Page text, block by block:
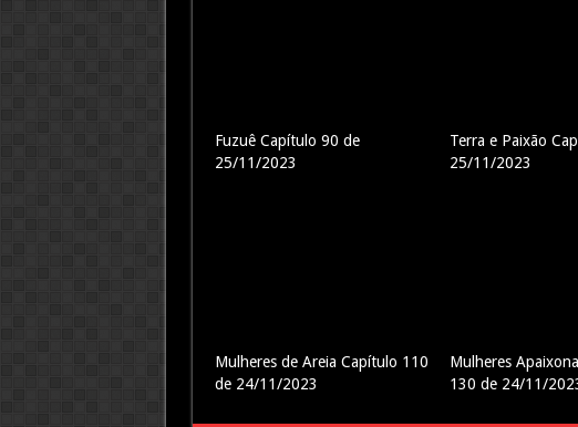
Fuzuê Capítulo 90 de
25/11/2023
Terra e Paixão
25/11/2023
Mulheres de Areia Capítulo 110
de 24/11/2023
Mulheres
130 de 24/11/